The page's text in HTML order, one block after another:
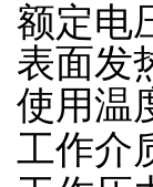
额定电
表面发
使用温
工作介